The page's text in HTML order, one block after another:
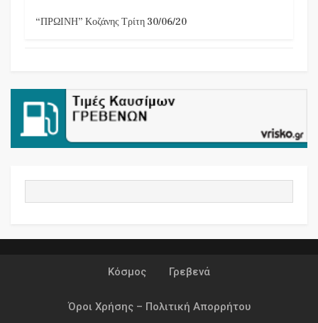
“ΠΡΩΙΝΗ” Κοζάνης Τρίτη 30/06/20
Κόσμος Γρεβενά
Όροι Χρήσης – Πολιτική Απορρήτου